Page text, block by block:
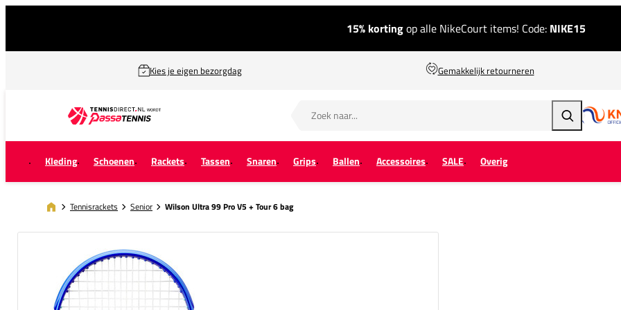
15% kortingop alle NikeCourt items! Code: NIKE15
Kies je eigen bezorgdag Gemakkelijk retourneren
Zoeken
Kleding Schoenen Rackets Tassen Snaren Grips Ballen Accessoires SALE Overig
Tennisrackets Senior Wilson Ultra 99 Pro V5 + Tour 6 bag